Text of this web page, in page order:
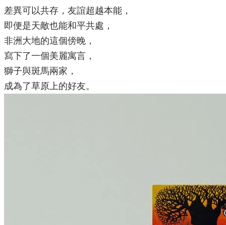
差異可以共存，友誼超越本能，
即便是天敵也能和平共處，
非洲大地的這個傍晚，
寫下了一個美麗寓言，
獅子與斑馬兩家，
成為了草原上的好友。